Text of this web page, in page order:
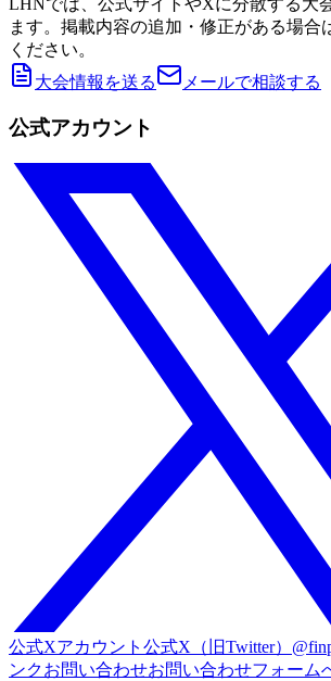
ます。掲載内容の追加・修正がある場合
ください。
大会情報を送る
メールで相談する
公式アカウント
公式Xアカウント 公式X（旧Twitter）
ンクお問い合わせお問い合わせフォーム